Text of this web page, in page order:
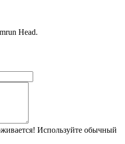
Head.
Используйте обычный